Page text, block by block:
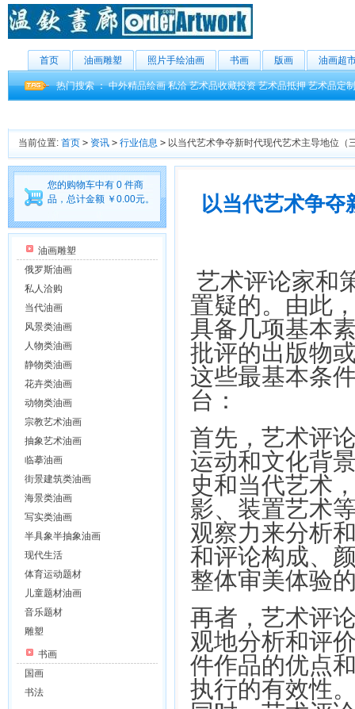
首页 油画雕塑 照片手绘油画 书画 版画 油画超
热门搜索 ：中外精品绘画 私洽 艺术品收藏投资 艺术品抵押 艺术品定制
当前位置: 首页 > 资讯 > 行业信息 > 以当代艺术争夺新时代现代艺术主导地位（
您的购物车中有 0 件商
品，总计金额 ￥0.00元。
油画雕塑
俄罗斯油画
私人洽购
当代油画
风景类油画
人物类油画
静物类油画
花卉类油画
动物类油画
宗教艺术油画
抽象艺术油画
临摹油画
街景建筑类油画
海景类油画
写实类油画
半具象半抽象油画
现代生活
体育运动题材
儿童题材油画
音乐题材
雕塑
书画
国画
书法
以当代艺术争夺
艺术评论家和
置疑的。由此
具备几项基本
批评的出版物
这些最基本条
台：
首先，艺术评
运动和文化背
史和当代艺术
影、装置艺术
观察力来分析
和评论构成、
整体审美体验
再者，艺术评
观地分析和评
件作品的优点
执行的有效性